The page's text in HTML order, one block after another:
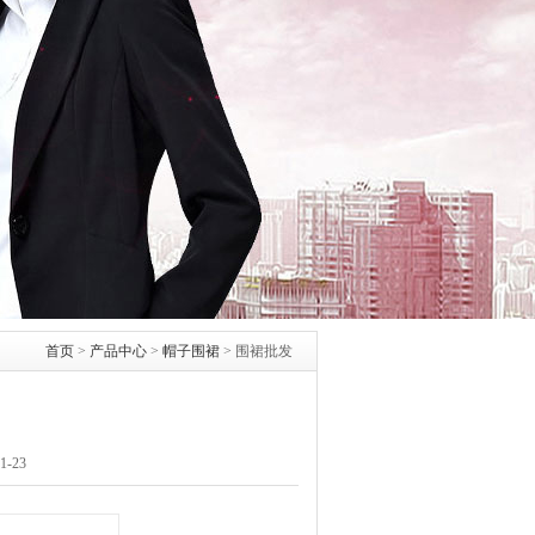
首页 > 产品中心 > 帽子围裙 > 围裙批发
23